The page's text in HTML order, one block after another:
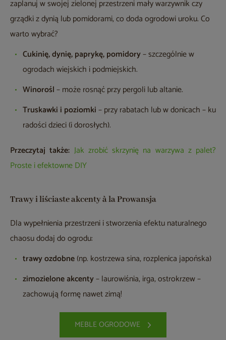
zaplanuj w swojej zielonej przestrzeni mały warzywnik czy
grządki z dynią lub pomidorami, co doda ogrodowi uroku. Co
warto wybrać?
Cukinię, dynię, paprykę, pomidory– szczególnie w
ogrodach wiejskich i podmiejskich.
Winorośl– może rosnąć przy pergoli lub altanie.
Truskawki i poziomki– przy rabatach lub w donicach – ku
radości dzieci (i dorosłych).
Przeczytaj także: Jak zrobić skrzynię na warzywa z palet?
Proste i efektowne DIY
Trawy i liściaste akcenty à la Prowansja
Dla wypełnienia przestrzeni i stworzenia efektu naturalnego
chaosu dodaj do ogrodu:
trawy ozdobne(np. kostrzewa sina, rozplenica japońska)
zimozielone akcenty– laurowiśnia, irga, ostrokrzew –
zachowują formę nawet zimą!
MEBLE OGRODOWE